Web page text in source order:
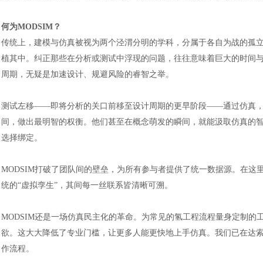
何为MODSIM？
传统上，建模与仿真被视为两个泾渭分明的学科，分属于各自为战的
植其中。纠正那些在分析或测试中浮现的问题，往往意味着巨大的时间
周期，无疑是加速设计、规避风险的睿智之举。
测试左移——即将分析的关口前移至设计周期的更早阶段——通过仿真，
间，做出最明智的权衡。他们甚至在概念萌发的瞬间，就能汲取仿真
选择绑定。
MODSIM打破了团队间的壁垒，为所有参与者提供了统一数据源。在
统的“虚拟孪生”，其间每一丝联系皆清晰可溯。
MODSIM还是一场仿真民主化的革命。为常见的氢工程流程量身定制
欲。这大大降低了专业门槛，让更多人能更快地上手仿真。我们已在达
作流程。